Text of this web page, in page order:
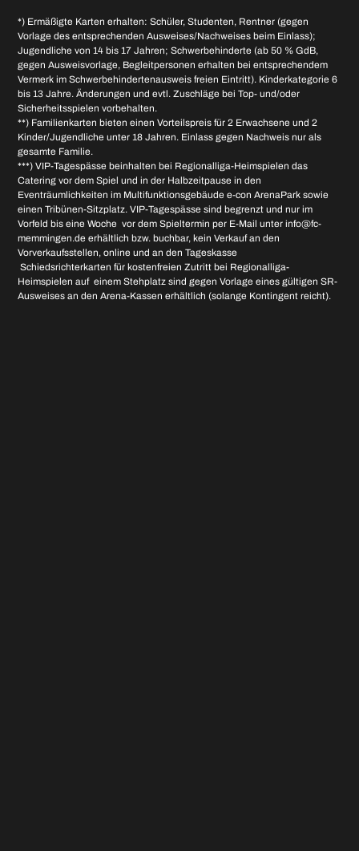
*) Ermäßigte Karten erhalten: Schüler, Studenten, Rentner (gegen
Vorlage des entsprechenden Ausweises/Nachweises beim Einlass);
Jugendliche von 14 bis 17 Jahren; Schwerbehinderte (ab 50 % GdB,
gegen Ausweisvorlage, Begleitpersonen erhalten bei entsprechendem
Vermerk im Schwerbehindertenausweis freien Eintritt). Kinderkategorie 6
bis 13 Jahre. Änderungen und evtl. Zuschläge bei Top- und/oder
Sicherheitsspielen vorbehalten.
**) Familienkarten bieten einen Vorteilspreis für 2 Erwachsene und 2
Kinder/Jugendliche unter 18 Jahren. Einlass gegen Nachweis nur als
gesamte Familie.
***) VIP-Tagespässe beinhalten bei Regionalliga-Heimspielen das
Catering vor dem Spiel und in der Halbzeitpause in den
Eventräumlichkeiten im Multifunktionsgebäude e-con ArenaPark sowie
einen Tribünen-Sitzplatz. VIP-Tagespässe sind begrenzt und nur im
Vorfeld bis eine Woche vor dem Spieltermin per E-Mail unter info@fc-
memmingen.de erhältlich bzw. buchbar, kein Verkauf an den
Vorverkaufsstellen, online und an den Tageskasse
Schiedsrichterkarten für kostenfreien Zutritt bei Regionalliga-
Heimspielen auf einem Stehplatz sind gegen Vorlage eines gültigen SR-
Ausweises an den Arena-Kassen erhältlich (solange Kontingent reicht).